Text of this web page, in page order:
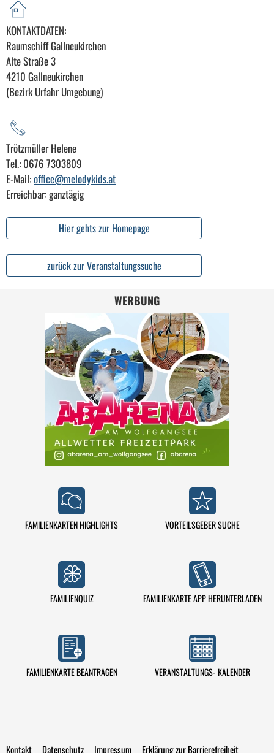
KONTAKTDATEN:
Raumschiff Gallneukirchen
Alte Straße 3
4210 Gallneukirchen
(Bezirk Urfahr Umgebung)
Trötzmüller Helene
Tel.: 0676 7303809
E-Mail:office@melodykids.at
Erreichbar: ganztägig
Hier gehts zur Homepage
zurück zur Veranstaltungssuche
WERBUNG
Kontakt Datenschutz Impressum Erklärung zur Barrierefreiheit
FAMILIENKARTEN HIGHLIGHTS VORTEILSGEBER SUCHE
FAMILIENQUIZ FAMILIENKARTE APP HERUNTERLADEN
FAMILIENKARTE BEANTRAGEN VERANSTALTUNGS- KALENDER